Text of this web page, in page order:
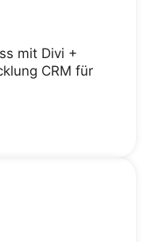
mit Divi +
CRM für